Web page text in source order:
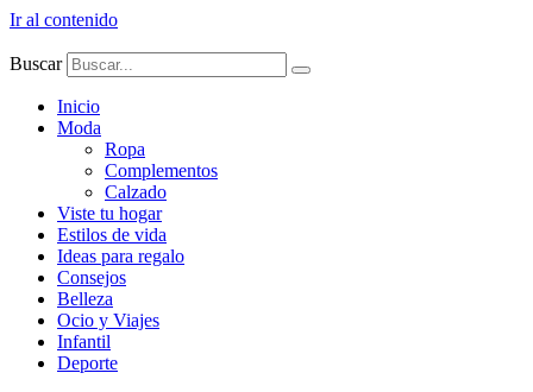
Ir al contenido
Buscar
Inicio
Moda
Ropa
Complementos
Calzado
Viste tu hogar
Estilos de vida
Ideas para regalo
Consejos
Belleza
Ocio y Viajes
Infantil
Deporte